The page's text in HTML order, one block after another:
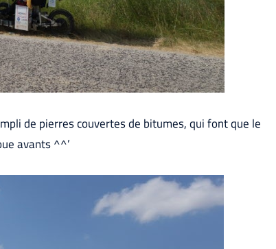
de pierres couvertes de bitumes, qui font que le
avants ^^’